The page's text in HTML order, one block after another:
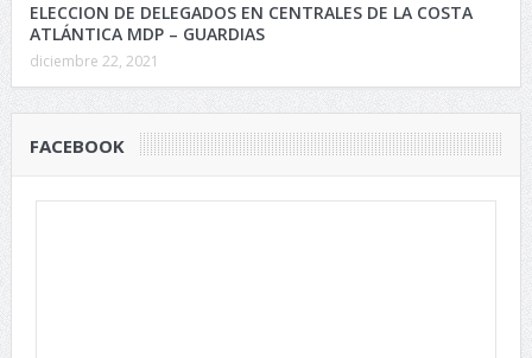
ELECCION DE DELEGADOS EN CENTRALES DE LA COSTA
ATLÁNTICA MDP – GUARDIAS
diciembre 22, 2021
FACEBOOK